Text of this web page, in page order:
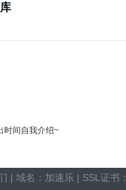
时间自我介绍~
| 域名： 加速乐 | SSL证书：